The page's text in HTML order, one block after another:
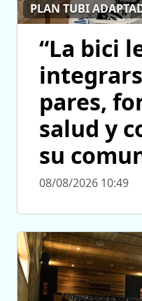
PLAN TUBI
“La bici
pares,
salud y
su
08/08/2026 10:49